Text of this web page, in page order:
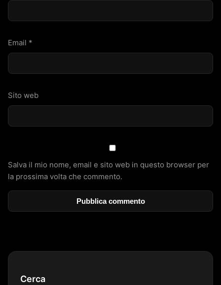
Email *
Sito web
Salva il mio nome, email e sito web in questo browser per
la prossima volta che commento.
Cerca